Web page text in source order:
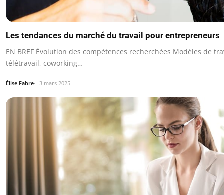
Les tendances du marché du travail pour entrepreneurs
EN BREF Évolution des compétences recherchées Modèles de
télétravail, coworking…
Élise Fabre 3 mars 2025